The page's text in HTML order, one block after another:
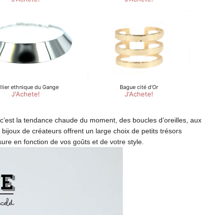
la tendance chaude du moment, des boucles d’oreilles, aux
de créateurs offrent un large choix de petits trésors
en fonction de vos goûts et de votre style.